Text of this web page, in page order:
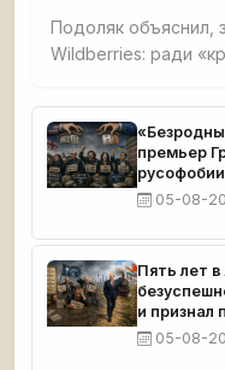
Подоляк объяснил,
Wildberries: ради
направлены на
вызвать протесты
бизнес отвечает
премьер
05-08-
Пять лет
и признал
05-08-